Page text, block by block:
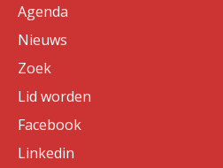
Agenda
Nieuws
Zoek
Lid worden
Facebook
Linkedin